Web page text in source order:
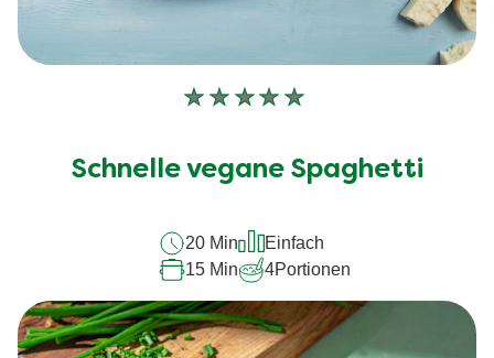
Keine
für
abgegeben
Schnelle vegane Spaghetti
20 Min
Einfach
15 Min
4Portionen